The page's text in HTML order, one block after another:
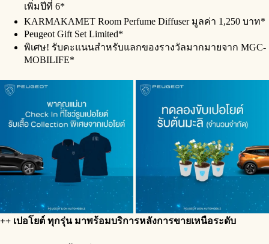
เพิ่มปีที่ 6*
KARMAKAMET Room Perfume Diffuser มูลค่า 1,250 บาท*
Peugeot Gift Set Limited*
พิเศษ! รับคะแนนสำหรับแลกของรางวัลมากมายจาก MGC-
MOBILIFE*
++ เปอโยต์ ทุกรุ่น มาพร้อมบริการหลังการขายเหนือระดับ